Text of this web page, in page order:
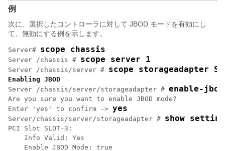
例
次に、選択したコントローラに対して JBOD モードを有効にし
て、無効にする例を示します。
Server# scope chassis
Server /chassis # scope server 1
Server /chassis/server # scope storageadapter
Enabling JBOD
Server /chassis/server/storageadapter # enable-
Are you sure you want to enable JBOD mode?
Enter 'yes' to confirm -> yes
Server/chassis/server/storageadapter # show
PCI Slot SLOT-3:
    Info Valid: Yes